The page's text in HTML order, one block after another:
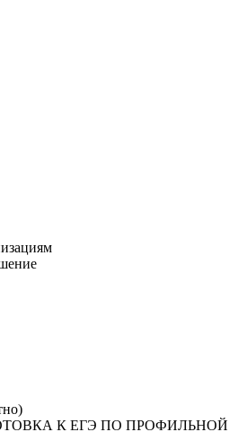
К ЕГЭ ПО ПРОФИЛЬНОЙ